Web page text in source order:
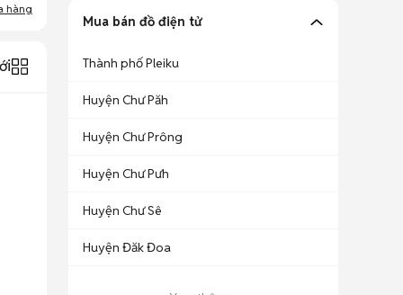
hàng
Mua bán đồ điện tử
Thành phố Pleiku
Huyện Chư Păh
Huyện Chư Prông
Huyện Chư Pưh
Huyện Chư Sê
Huyện Đăk Đoa